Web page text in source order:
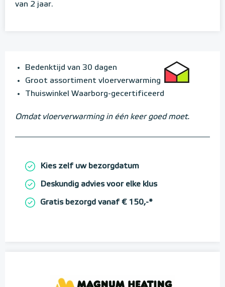
van 2 jaar.
Bedenktijd van 30 dagen
Groot assortiment vloerverwarming
Thuiswinkel Waarborg-gecertificeerd
Omdat vloerverwarming in één keer goed moet.
Kies zelf uw bezorgdatum
Deskundig advies voor elke klus
Gratis bezorgd vanaf € 150,-*